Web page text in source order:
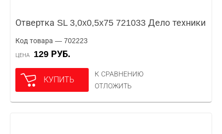
Отвертка SL 3,0x0,5x75 721033 Дело техники
Код товара — 702223
ЦЕНА 129 РУБ.
КУПИТЬ
К СРАВНЕНИЮ
ОТЛОЖИТЬ